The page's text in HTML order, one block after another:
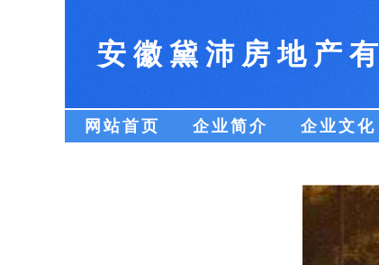
安徽黛沛房地产
网站首页 企业简介 企业文化